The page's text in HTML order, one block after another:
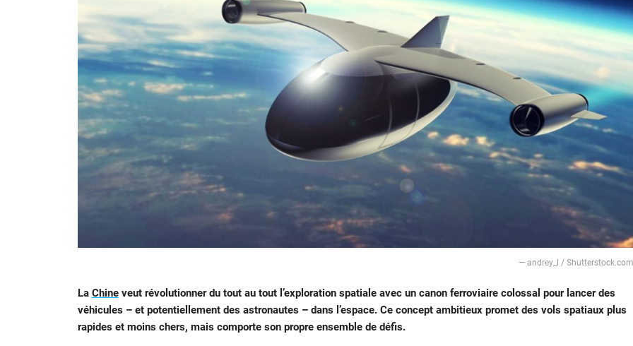
— andrey_l / Shutterstock.com
La Chineveut révolutionner du tout au tout l’exploration spatiale avec un canon ferroviaire colossal pour lancer des
véhicules – et potentiellement des astronautes – dans l’espace. Ce concept ambitieux promet des vols spatiaux plus
rapides et moins chers, mais comporte son propre ensemble de défis.